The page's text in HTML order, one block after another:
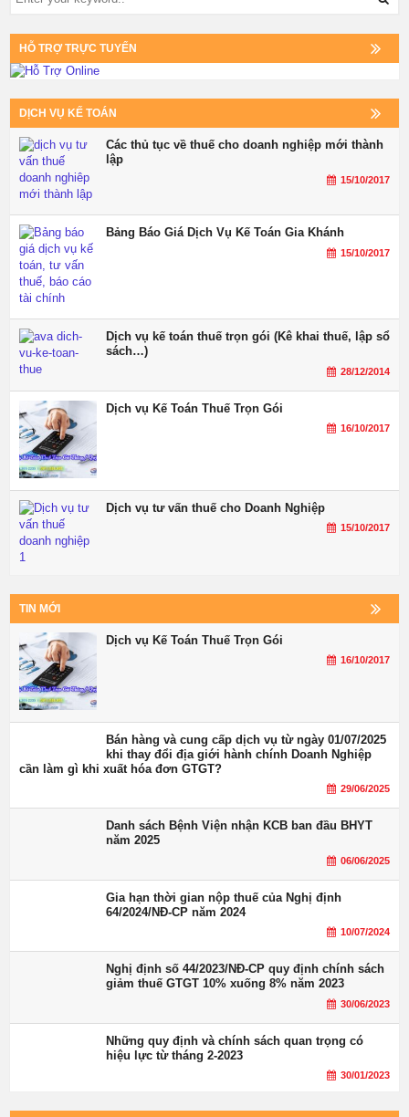
HỖ TRỢ TRỰC TUYẾN
DỊCH VỤ KẾ TOÁN
Các thủ tục về thuế cho doanh nghiệp mới thành
lập
15/10/2017
Bảng Báo Giá Dịch Vụ Kế Toán Gia Khánh
15/10/2017
Dịch vụ kế toán thuế trọn gói (Kê khai thuế, lập sổ
sách…)
28/12/2014
Dịch vụ Kế Toán Thuế Trọn Gói
16/10/2017
Dịch vụ tư vấn thuế cho Doanh Nghiệp
15/10/2017
TIN MỚI
Dịch vụ Kế Toán Thuế Trọn Gói
16/10/2017
Bán hàng và cung cấp dịch vụ từ ngày 01/07/2025
khi thay đổi địa giới hành chính Doanh Nghiệp
cần làm gì khi xuất hóa đơn GTGT?
29/06/2025
Danh sách Bệnh Viện nhận KCB ban đầu BHYT
năm 2025
06/06/2025
Gia hạn thời gian nộp thuế của Nghị định
64/2024/NĐ-CP năm 2024
10/07/2024
Nghị định số 44/2023/NĐ-CP quy định chính sách
giảm thuế GTGT 10% xuống 8% năm 2023
30/06/2023
Những quy định và chính sách quan trọng có
hiệu lực từ tháng 2-2023
30/01/2023